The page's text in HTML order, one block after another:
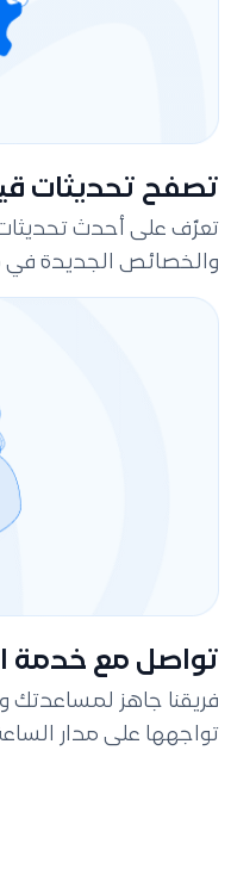
تصفح تحديثات
تعرّف على أحدث
والخصائص الجديدة في
تواصل مع خدمة
فريقنا جاهز لمساعدتك
تواجهها على مدار